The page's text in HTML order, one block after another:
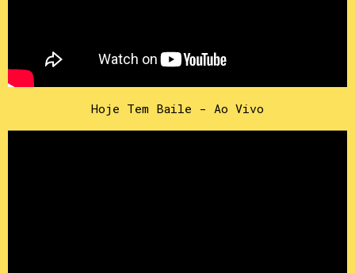
Hoje Tem Baile - Ao Vivo